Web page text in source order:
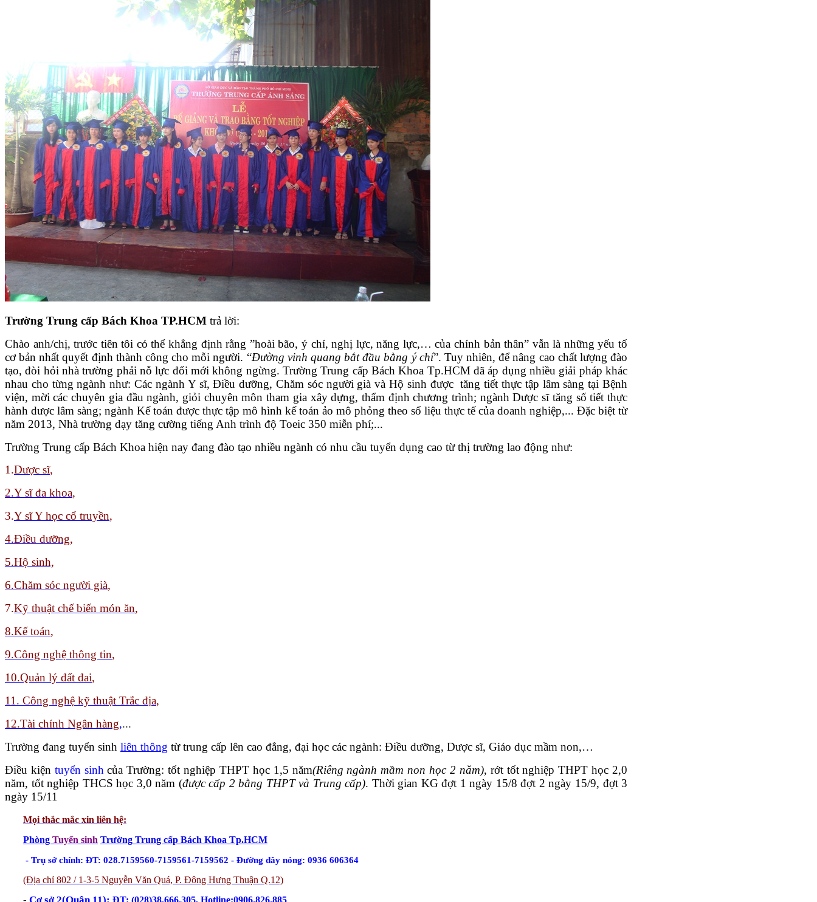
Trường Trung cấp Bách Khoa TP.HCM trả lời:
Chào anh/chị, trước tiên tôi có thể khẳng định rằng ”hoài bão, ý chí, nghị lực, năng lực,… của chính bản thân” vẫn là những yếu tố
cơ bản nhất quyết định thành công cho mỗi người. “Đường vinh quang bắt đầu bằng ý chí”. Tuy nhiên, để nâng cao chất lượng đào
tạo, đòi hỏi nhà trường phải nỗ lực đổi mới không ngừng. Trường Trung cấp Bách Khoa Tp.HCM đã áp dụng nhiều giải pháp khác
nhau cho từng ngành như: Các ngành Y sĩ, Điều dưỡng, Chăm sóc người già và Hộ sinh được tăng tiết thực tập lâm sàng tại Bệnh
viện, mời các chuyên gia đầu ngành, giỏi chuyên môn tham gia xây dựng, thẩm định chương trình; ngành Dược sĩ tăng số tiết thực
hành dược lâm sàng; ngành Kế toán được thực tập mô hình kế toán ảo mô phỏng theo số liệu thực tế của doanh nghiệp,... Đặc biệt từ
năm 2013, Nhà trường dạy tăng cường tiếng Anh trình độ Toeic 350 miễn phí;...
Trường Trung cấp Bách Khoa hiện nay đang đào tạo nhiều ngành có nhu cầu tuyển dụng cao từ thị trường lao động như:
1.Dược sĩ,
2.Y sĩ đa khoa,
3.Y sĩ Y học cổ truyền,
4.Điều dưỡng,
5.Hộ sinh,
6.Chăm sóc người già,
7.Kỹ thuật chế biến món ăn,
8.Kế toán,
9.Công nghệ thông tin,
10.Quản lý đất đai,
11. Công nghệ kỹ thuật Trắc địa,
12.Tài chính Ngân hàng,...
Trường đang tuyển sinh liên thông từ trung cấp lên cao đẳng, đại học các ngành: Điều dưỡng, Dược sĩ, Giáo dục mầm non,…
Điều kiện tuyển sinhcủa Trường: tốt nghiệp THPT học 1,5 năm(Riêng ngành mầm non học 2 năm), rớt tốt nghiệp THPT học 2,0
năm, tốt nghiệp THCS học 3,0 năm (được cấp 2 bằng THPT và Trung cấp). Thời gian KG đợt 1 ngày 15/8 đợt 2 ngày 15/9, đợt 3
ngày 15/11
Mọi thắc mắc xin liên hệ:
Phòng Tuyển sinh Trường Trung cấp Bách Khoa Tp.HCM
- Trụ sở chính: ĐT: 028.7159560-7159561-7159562 - Đường dây nóng: 0936 606364
(Địa chỉ 802 / 1-3-5 Nguyễn Văn Quá, P. Đông Hưng Thuận Q.12)